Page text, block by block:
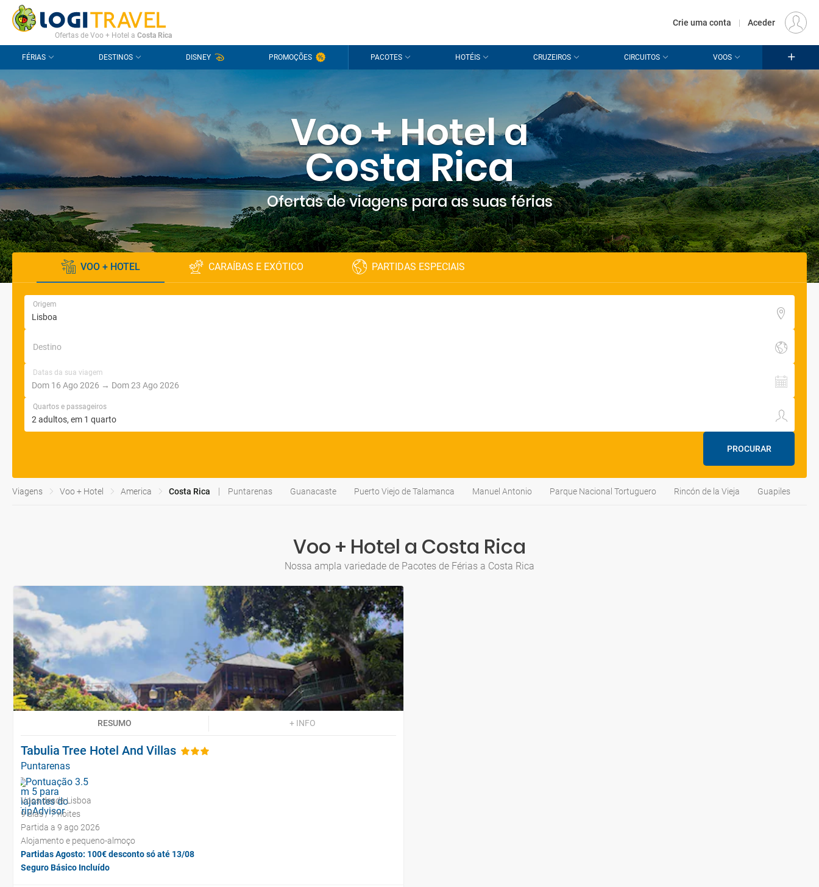
CONTACTO PERGUNTAS FREQUENTES EUR
Ofertas de Voo + Hotel a Costa Rica
Crie uma conta | Aceder
FÉRIAS DESTINOS DISNEY PROMOÇÕES PACOTES HOTÉIS CRUZEIROS CIRCUITOS VOOS
Voo + Hotel a
Costa Rica
Ofertas de viagens para as suas férias
VOO + HOTEL CARAÍBAS E EXÓTICO PARTIDAS ESPECIAIS
Origem
Destino
Datas da sua viagem
Quartos e passageiros
PROCURAR
Viagens Voo + Hotel America Costa Rica Puntarenas Guanacaste Puerto Viejo de Talamanca Manuel Antonio Parque Nacional Tortuguero Rincón de la Vieja Guapiles
Voo + Hotel a Costa Rica
Nossa ampla variedade de Pacotes de Férias a Costa Rica
RESUMO + INFO
Tabulia Tree Hotel And Villas
Puntarenas
Voos desde Lisboa
9 dias / 7 noites
Partida a 9 ago 2026
Alojamento e pequeno-almoço
Partidas Agosto: 100€ desconto só até 13/08
Seguro Básico Incluído